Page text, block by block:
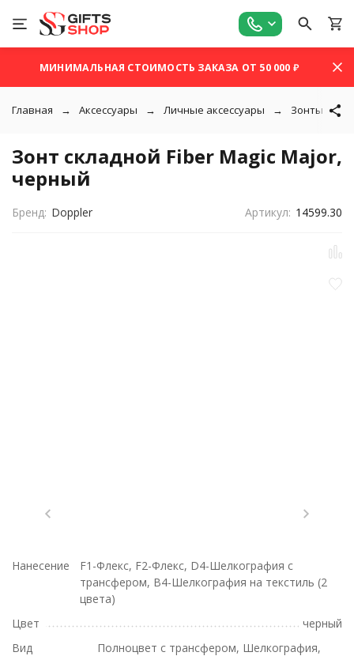
МИНИМАЛЬНАЯ СТОИМОСТЬ ЗАКАЗА ОТ 50 000 ₽
Главная Аксессуары Личные аксессуары Зонты
Зонт складной Fiber Magic Major,
черный
Бренд: Doppler Артикул: 14599.30
Нанесение
F1-Флекс, F2-Флекс, D4-Шелкография с
трансфером, B4-Шелкография на текстиль (2
цвета)
Цвет
черный
Вид
Полноцвет с трансфером, Шелкография,